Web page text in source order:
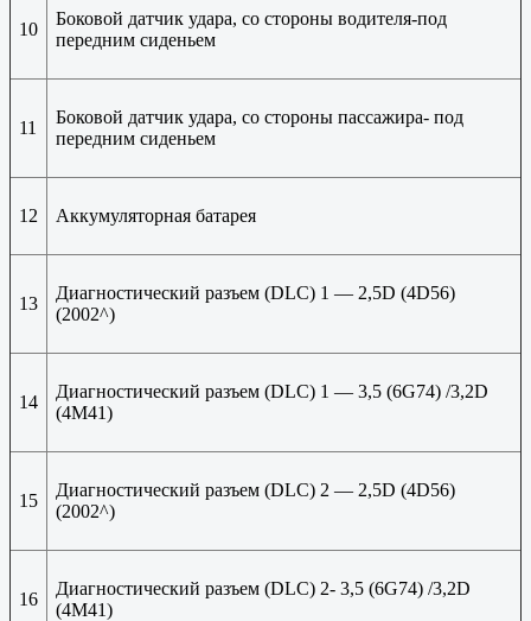
10
Боковой датчик удара, со стороны водителя-под
передним сиденьем
11
Боковой датчик удара, со стороны пассажира- под
передним сиденьем
12 Аккумуляторная батарея
13
Диагностический разъем (DLC) 1 — 2,5D (4D56)
(2002^)
14
Диагностический разъем (DLC) 1 — 3,5 (6G74) /3,2D
(4M41)
15
Диагностический разъем (DLC) 2 — 2,5D (4D56)
(2002^)
16
Диагностический разъем (DLC) 2- 3,5 (6G74) /3,2D
(4M41)